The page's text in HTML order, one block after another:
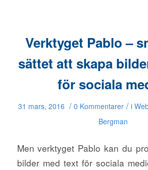
Verktyget Pablo –
sättet att skapa
för sociala
31 mars, 2016 / 0 Kommentarer / i
Bergman
Men verktyget Pablo kan du
bilder med text för sociala